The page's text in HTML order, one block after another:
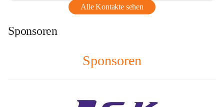
Alle Kontakte sehen
Sponsoren
Sponsoren